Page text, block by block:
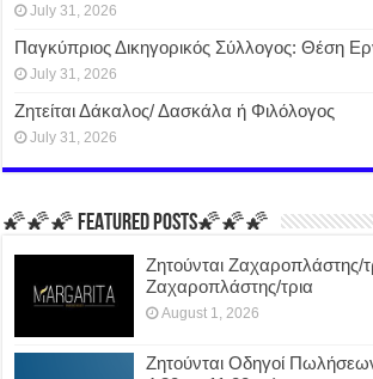
July 31, 2026
Παγκύπριος Δικηγορικός Σύλλογος: Θέση
July 31, 2026
Ζητείται Δάκαλος/ Δασκάλα ή Φιλόλογος
July 31, 2026
🌠🌠🌠 FEATURED POSTS🌠🌠🌠
Ζητούνται Ζαχαροπλάστης/
Ζαχαροπλάστης/τρια
August 1, 2026
Ζητούνται Οδηγοί